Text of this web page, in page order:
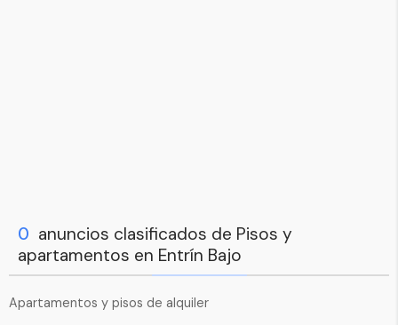
0 anuncios clasificados de Pisos y
apartamentos en Entrín Bajo
Apartamentos y pisos de alquiler